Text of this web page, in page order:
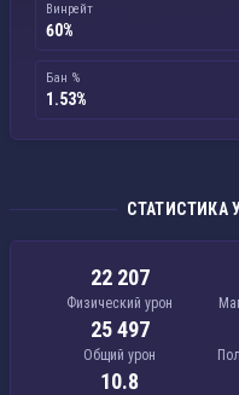
Винрейт
60%
Бан %
1.53%
СТАТИСТИКА
22 207
Физический урон
25 497
Общий урон
10.8